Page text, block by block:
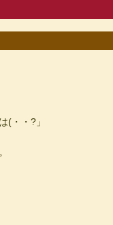
(・・?」